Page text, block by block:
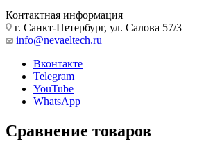
Контактная информация
г. Санкт-Петербург, ул. Салова 57/3
info@nevaeltech.ru
Вконтакте
Telegram
YouTube
WhatsApp
Сравнение товаров